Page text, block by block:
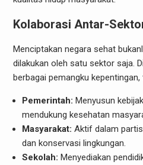
Kolaborasi Antar-
Menciptakan negara sehat
dilakukan oleh satu sektor saja.
berbagai pemangku kepentingan,
Pemerintah: Menyusun
mendukung kesehatan
Masyarakat: Aktif dalam
dan konservasi lingkungan.
Sekolah: Menyediakan